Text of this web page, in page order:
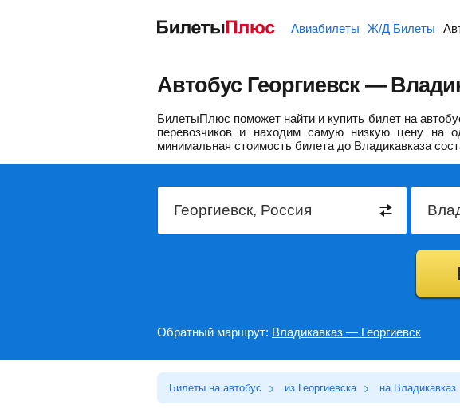
Авиабилеты Ж/Д Билеты
Автобус Георгиевск —
БилетыПлюс поможет найти и купить билет на
перевозчиков и находим самую низкую цену на
минимальная стоимость билета до Владикавказа
Обратный маршрут: Владикавказ — Георгиевск
Билеты на автобус из Георгиевска на Владикавказ